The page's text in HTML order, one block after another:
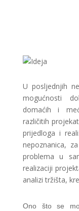
U posljednjih
mogućnosti
domaćih i
različitih
prijedloga i
nepoznanica,
problema u
realizaciji
analizi tržišta,
Ono što se